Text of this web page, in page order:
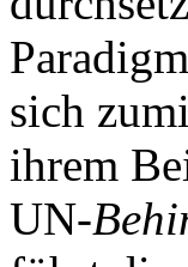
sich
ihrem
UN-